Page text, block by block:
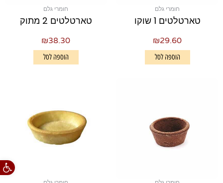
פתח
חומרי גלם
טארטלטים 1 שוקו
₪29.60
הוספה לסל
חומרי גלם
טארטלטים 2 מתוק
₪38.30
הוספה לסל